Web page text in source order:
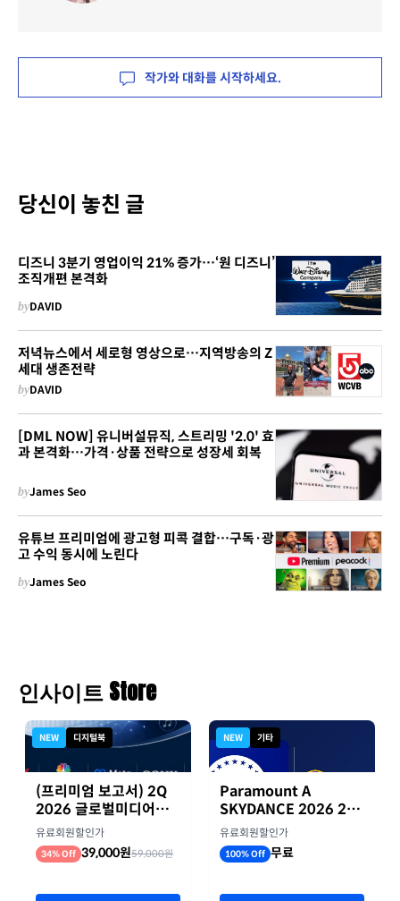
작가와 대화를 시작하세요.
당신이 놓친 글
디즈니 3분기 영업이익 21% 증가…‘원 디즈니’
조직개편 본격화
byDAVID
저녁뉴스에서 세로형 영상으로…지역방송의 Z
세대 생존전략
byDAVID
[DML NOW] 유니버설뮤직, 스트리밍 '2.0' 효
과 본격화…가격·상품 전략으로 성장세 회복
byJames Seo
유튜브 프리미엄에 광고형 피콕 결합…구독·광
고 수익 동시에 노린다
byJames Seo
인사이트 Store
NEW 디지털북
(프리미엄 보고서) 2Q
2026 글로벌미디어기
업 실적 종합 보고서
유료회원할인가
34% Off 39,000원59,000원
NEW 기타
Paramount A
SKYDANCE 2026 2분
기 실적
유료회원할인가
100% Off 무료